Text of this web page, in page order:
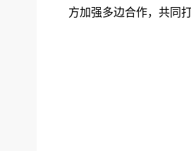
方加强多边合作，共同